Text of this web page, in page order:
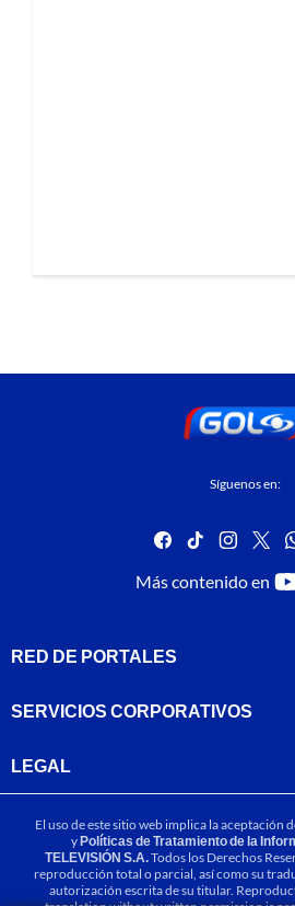
Síguenos en:
facebook
tiktok
Más contenido en
RED DE PORTALES
SERVICIOS CORPORATIVOS
LEGAL
El uso de este sitio web implica la aceptación
yPolíticas de Tratamiento de la
TELEVISIÓN S.A.Todos los Derechos
reproducción total o parcial, así como su
autorización escrita de su titular.